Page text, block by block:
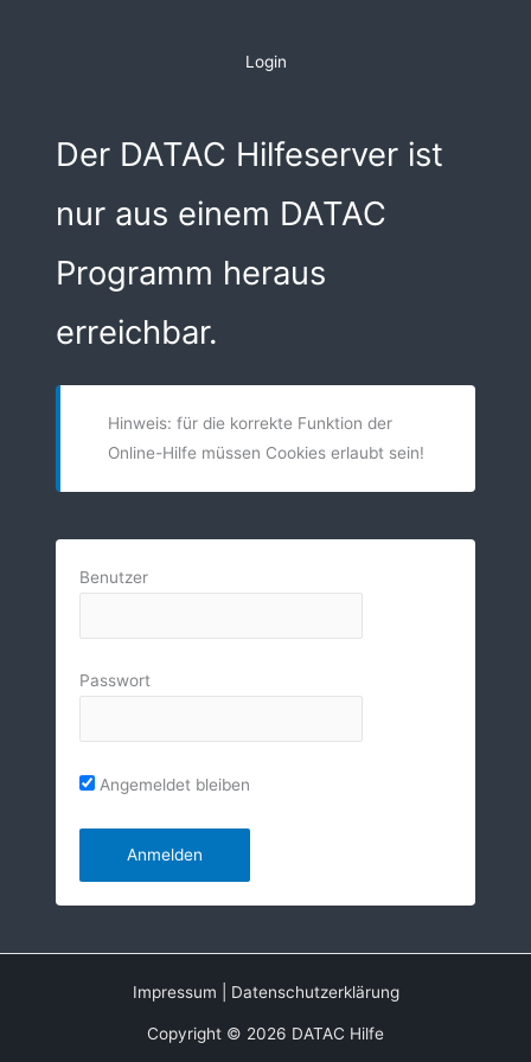
Login
Der DATAC Hilfeserver ist
nur aus einem DATAC
Programm heraus
erreichbar.
Hinweis: für die korrekte Funktion der
Online-Hilfe müssen Cookies erlaubt sein!
Benutzer
Passwort
Angemeldet bleiben
Impressum Datenschutzerklärung
Copyright © 2026 DATAC Hilfe